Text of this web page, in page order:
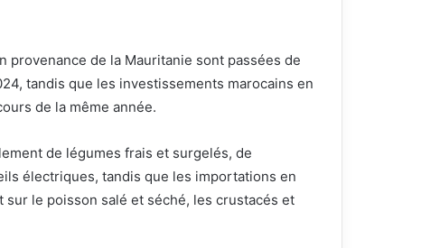
provenance de la Mauritanie sont passées de
tandis que les investissements marocains en
de la même année.
de légumes frais et surgelés, de
électriques, tandis que les importations en
le poisson salé et séché, les crustacés et